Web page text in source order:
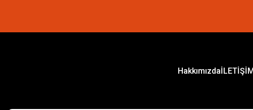
Hakkımızda